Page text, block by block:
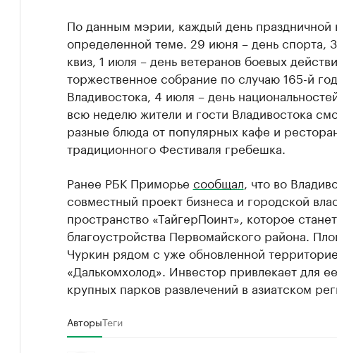
По данным мэрии, каждый день праздничной
определенной теме. 29 июня – день спорта,
квиз, 1 июля – день ветеранов боевых
торжественное собрание по случаю 165-й
Владивостока, 4 июля – день
всю неделю жители и гости Владивостока
разные блюда от популярных кафе и
традиционного Фестиваля гребешка.
Ранее РБК Приморье сообщал , что во
совместный проект бизнеса и городской
пространство «ТайгерПоинт», которое
благоустройства Первомайского района.
Чуркин рядом с уже обновленной
«Далькомхолод». Инвестор привлекает для
крупных парков развлечений в азиатском
АвторыТеги